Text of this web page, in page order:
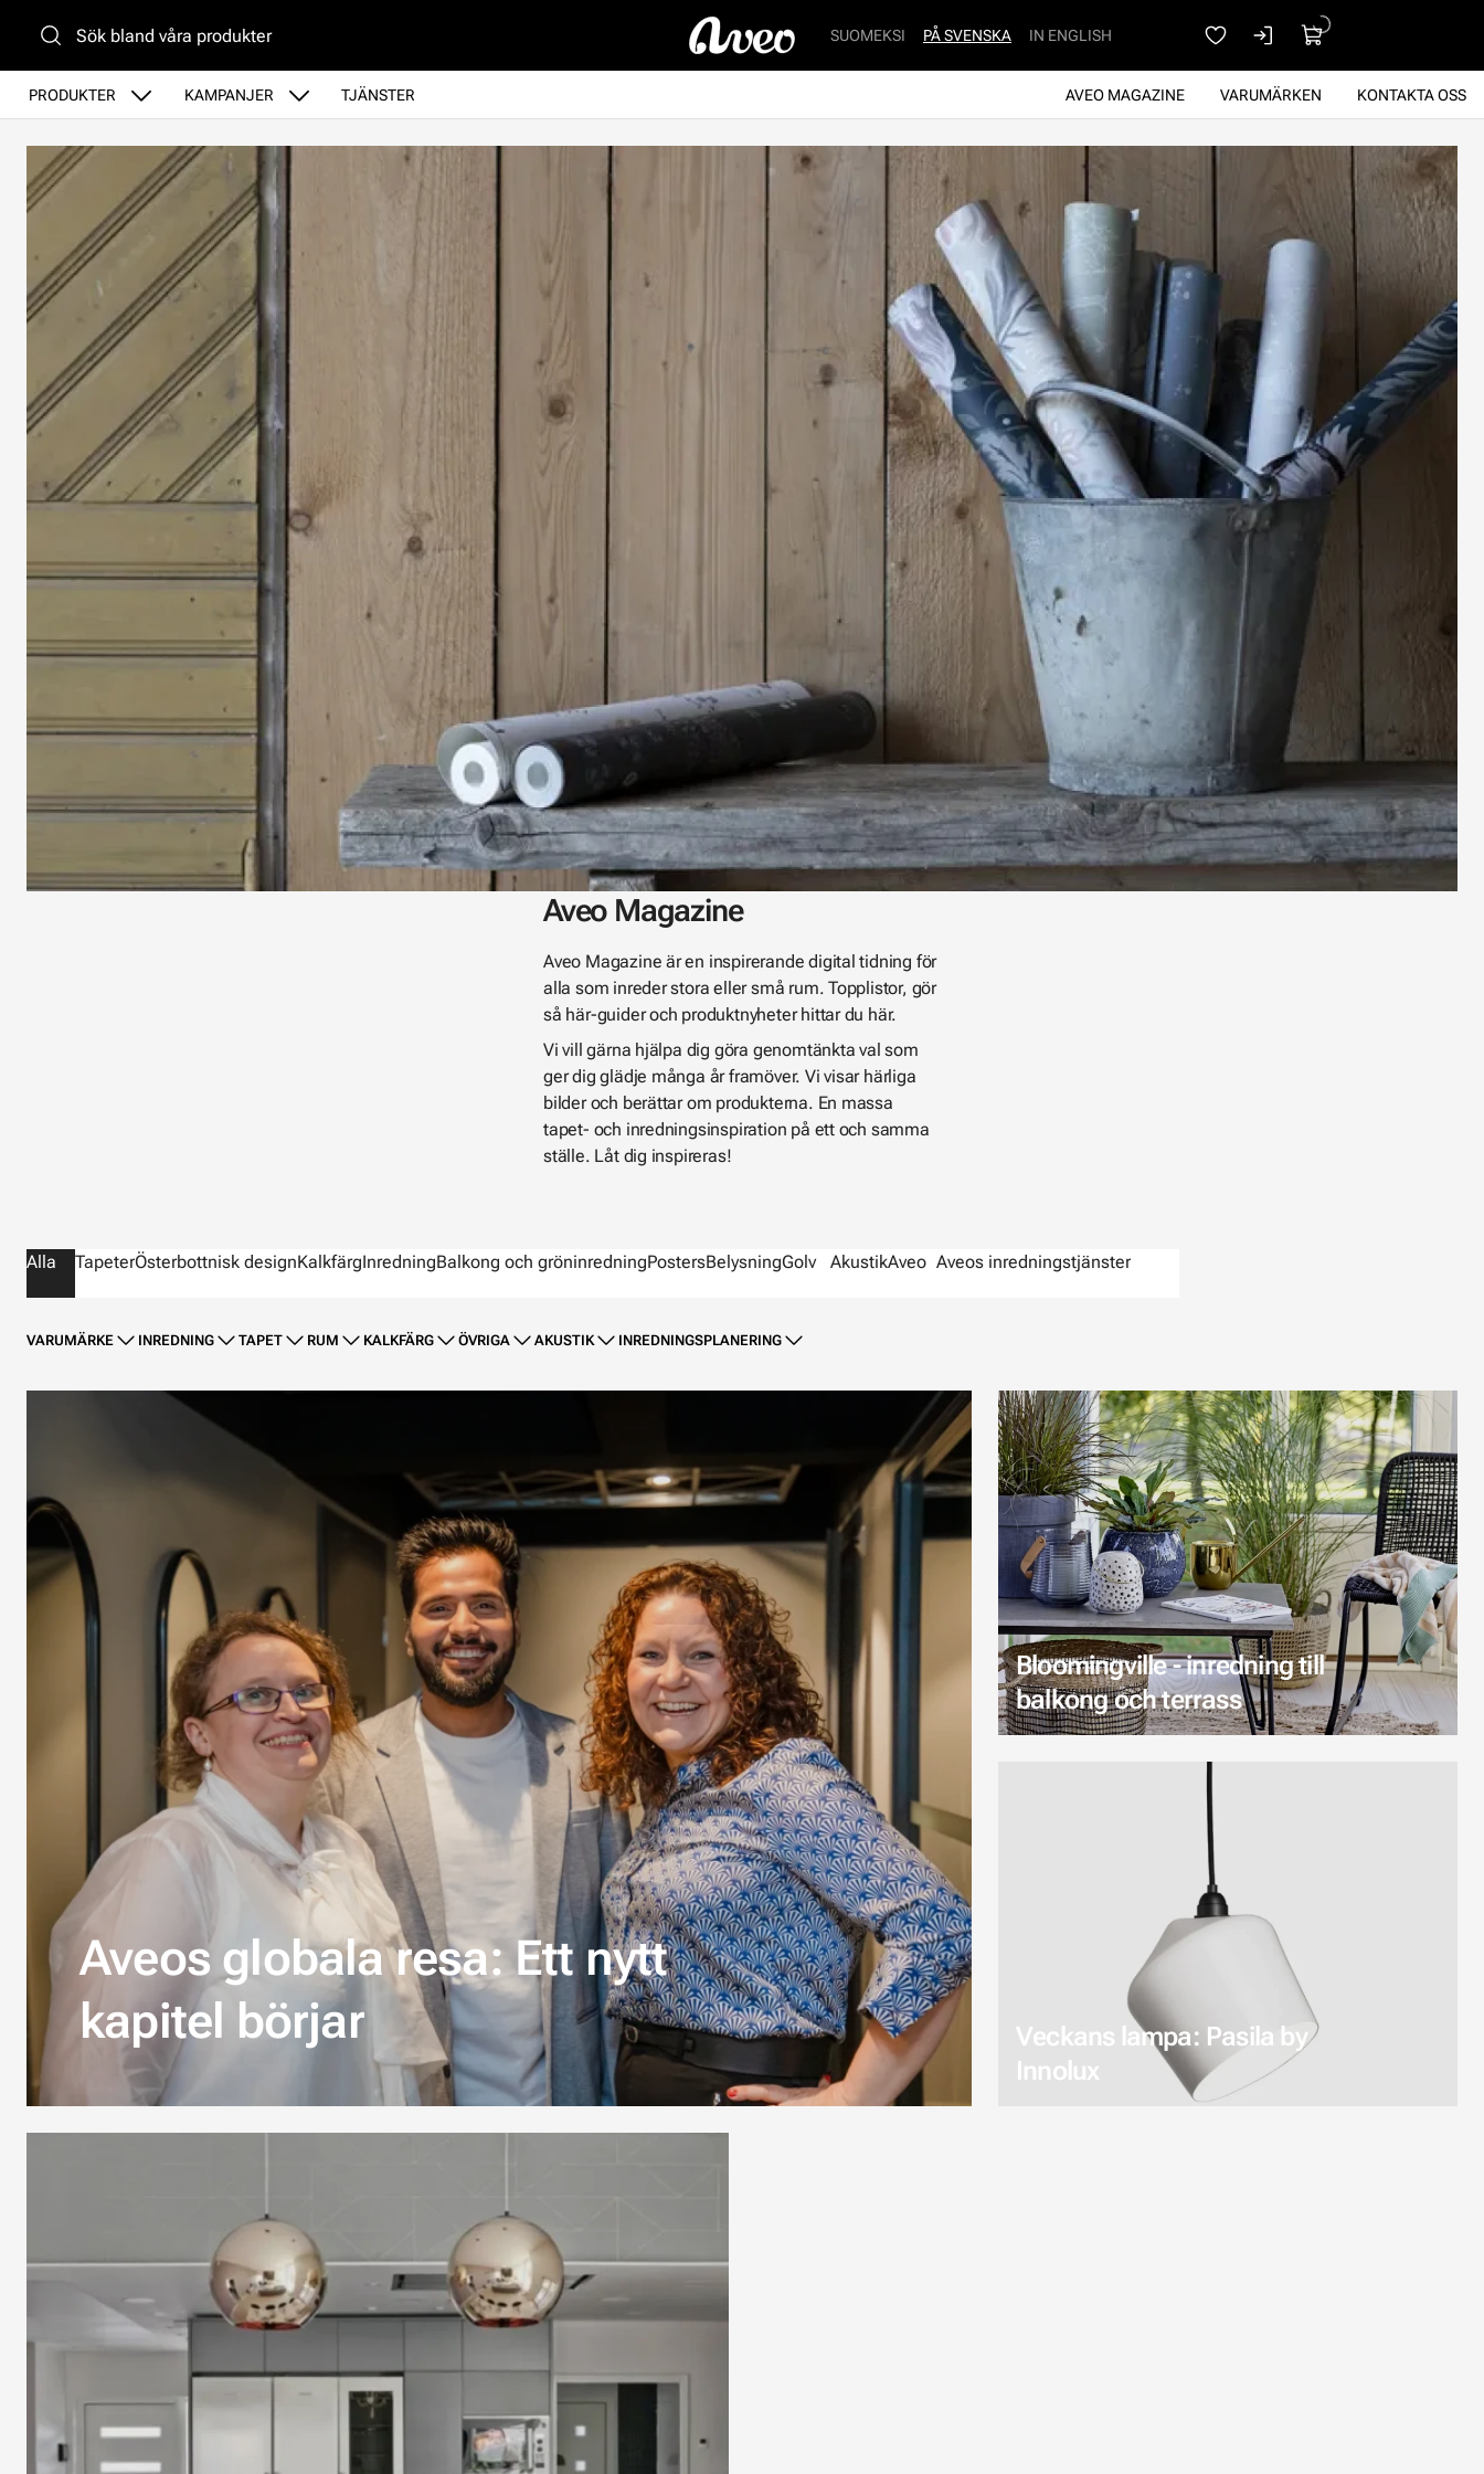
PRODUKTER KAMPANJER TJÄNSTER KONTAKTA OSS
VARUMÄRKEN
AVEO MAGAZINE
SUOMEKSI PÅ SVENSKA IN ENGLISH
Aveo Magazine
Aveo Magazine är en inspirerande digital tidning för
alla som inreder stora eller små rum. Topplistor, gör
så här-guider och produktnyheter hittar du här.
Vi vill gärna hjälpa dig göra genomtänkta val som
ger dig glädje många år framöver. Vi visar härliga
bilder och berättar om produkterna. En massa
tapet- och inredningsinspiration på ett och samma
ställe. Låt dig inspireras!
Alla TapeterÖsterbottnisk designKalkfärgInredningBalkong och gröninredningPostersBelysningGolv AkustikAveo Aveos inredningstjänster
VARUMÄRKE INREDNING TAPET RUM KALKFÄRG ÖVRIGA AKUSTIK INREDNINGSPLANERING
Aveos globala resa: Ett nytt
kapitel börjar
Bloomingville - inredning till
balkong och terrass
Veckans lampa: Pasila by
Innolux